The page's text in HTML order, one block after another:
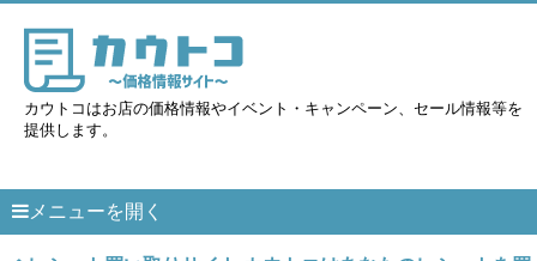
カウトコはお店の価格情報やイベント・キャンペーン、セール情報等を
提供します。
メニューを開く